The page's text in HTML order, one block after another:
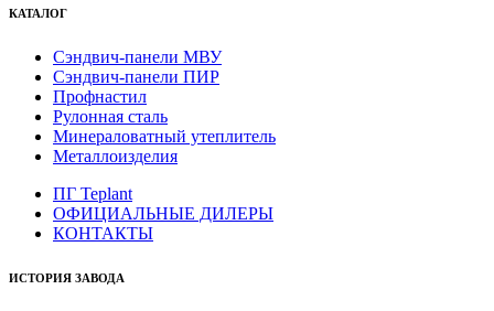
КАТАЛОГ
Сэндвич-панели МВУ
Сэндвич-панели ПИР
Профнастил
Рулонная сталь
Минераловатный утеплитель
Металлоизделия
ПГ Teplant
ОФИЦИАЛЬНЫЕ ДИЛЕРЫ
КОНТАКТЫ
ИСТОРИЯ ЗАВОДА